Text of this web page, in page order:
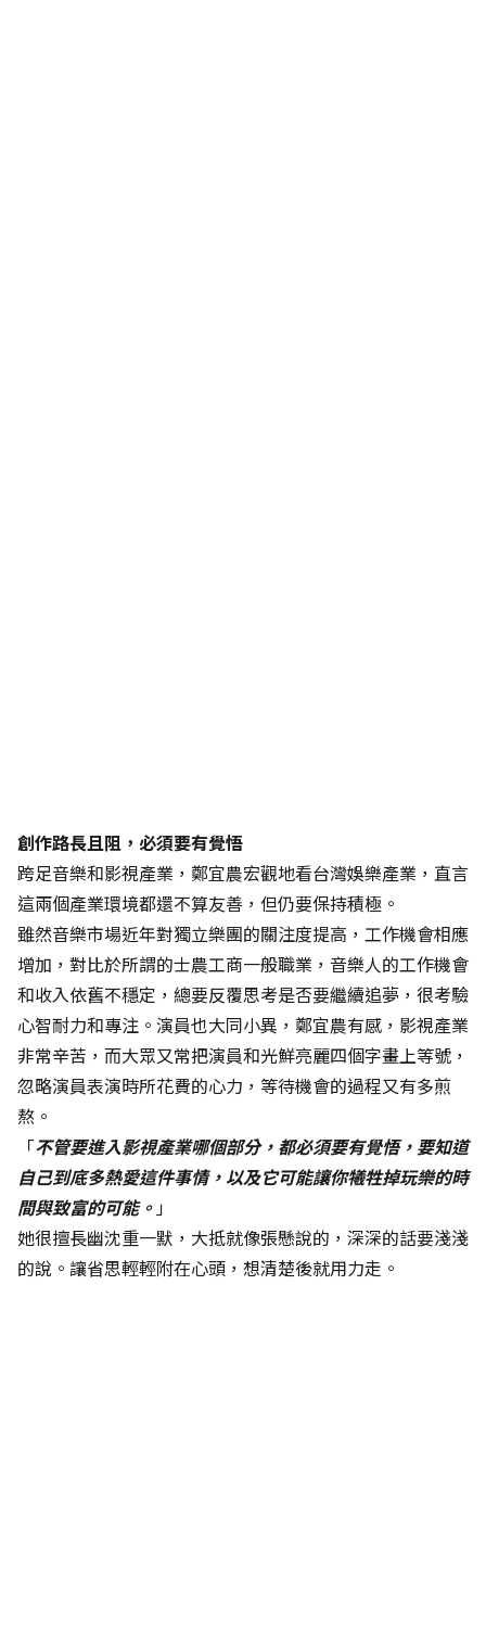
創作路長且阻，必須要有覺悟
跨足音樂和影視產業，鄭宜農宏觀地看台灣娛樂產業，直言
這兩個產業環境都還不算友善，但仍要保持積極。
雖然音樂市場近年對獨立樂團的關注度提高，工作機會相應
增加，對比於所謂的士農工商一般職業，音樂人的工作機會
和收入依舊不穩定，總要反覆思考是否要繼續追夢，很考驗
心智耐力和專注。演員也大同小異，鄭宜農有感，影視產業
非常辛苦，而大眾又常把演員和光鮮亮麗四個字畫上等號，
忽略演員表演時所花費的心力，等待機會的過程又有多煎
熬。
「不管要進入影視產業哪個部分，都必須要有覺悟，要知道
自己到底多熱愛這件事情，以及它可能讓你犧牲掉玩樂的時
間與致富的可能。」
她很擅長幽沈重一默，大抵就像張懸說的，深深的話要淺淺
的說。讓省思輕輕附在心頭，想清楚後就用力走。